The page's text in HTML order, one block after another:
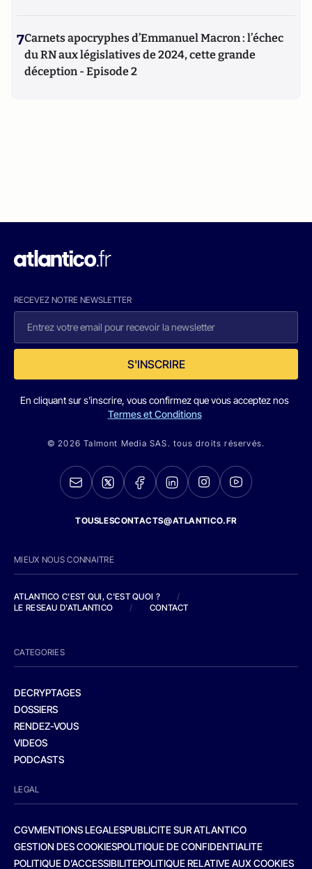
7Carnets apocryphes d’Emmanuel Macron : l’échec
du RN aux législatives de 2024, cette grande
déception - Episode 2
RECEVEZ NOTRE NEWSLETTER
S'INSCRIRE
En cliquant sur s'inscrire, vous confirmez que vous acceptez nos
Termes et Conditions
© 2026 Talmont Media SAS. tous droits réservés.
TOUSLESCONTACTS@ATLANTICO.FR
MIEUX NOUS CONNAITRE
ATLANTICO C'EST QUI, C'EST QUOI ?
/
LE RESEAU D'ATLANTICO
/ CONTACT
CATEGORIES
DECRYPTAGES
DOSSIERS
RENDEZ-VOUS
VIDEOS
PODCASTS
LEGAL
CGVMENTIONS LEGALESPUBLICITE SUR ATLANTICO
GESTION DES COOKIESPOLITIQUE DE CONFIDENTIALITE
POLITIQUE D’ACCESSIBILITEPOLITIQUE RELATIVE AUX COOKIES